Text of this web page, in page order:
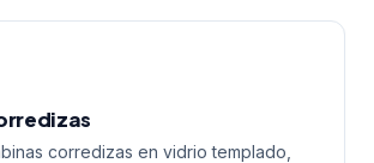
corredizas en vidrio templado,